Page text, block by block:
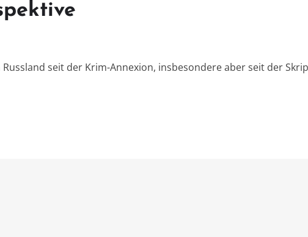
seit der Krim-Annexion, insbesondere aber seit der